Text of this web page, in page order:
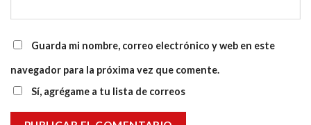
Guarda mi nombre, correo electrónico y web en este
navegador para la próxima vez que comente.
Sí, agrégame a tu lista de correos